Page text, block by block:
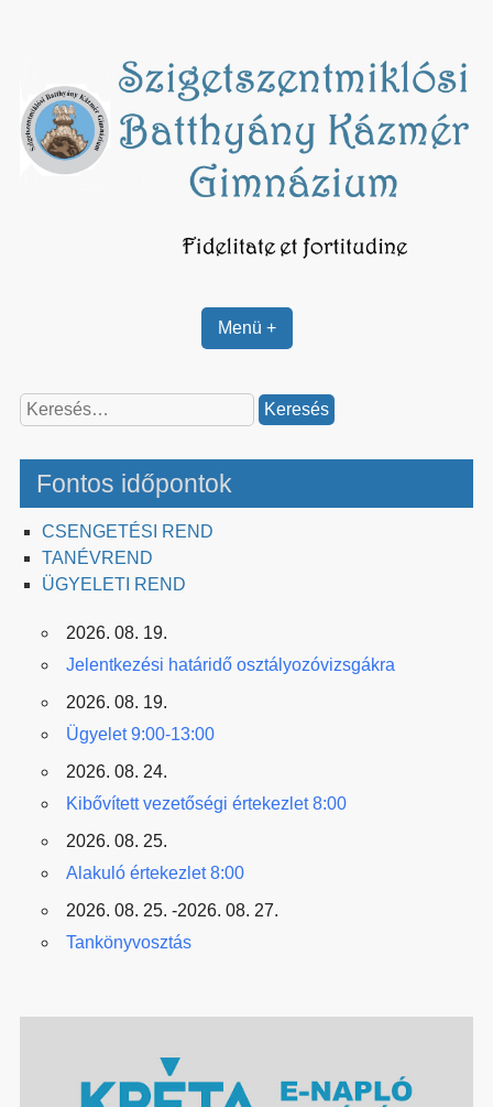
Menü +
Keresés:
Fontos időpontok
CSENGETÉSI REND
TANÉVREND
ÜGYELETI REND
2026. 08. 19.
Jelentkezési határidő osztályozóvizsgákra
2026. 08. 19.
Ügyelet 9:00-13:00
2026. 08. 24.
Kibővített vezetőségi értekezlet 8:00
2026. 08. 25.
Alakuló értekezlet 8:00
2026. 08. 25. -2026. 08. 27.
Tankönyvosztás